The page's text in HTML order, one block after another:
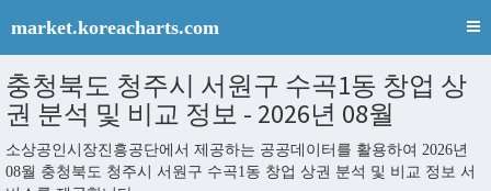
market.koreacharts.com
충청북도 청주시 서원구 수곡1동 창업 상
권 분석 및 비교 정보 - 2026년 08월
소상공인시장진흥공단에서 제공하는 공공데이터를 활용하여 2026년
08월 충청북도 청주시 서원구 수곡1동 창업 상권 분석 및 비교 정보 서